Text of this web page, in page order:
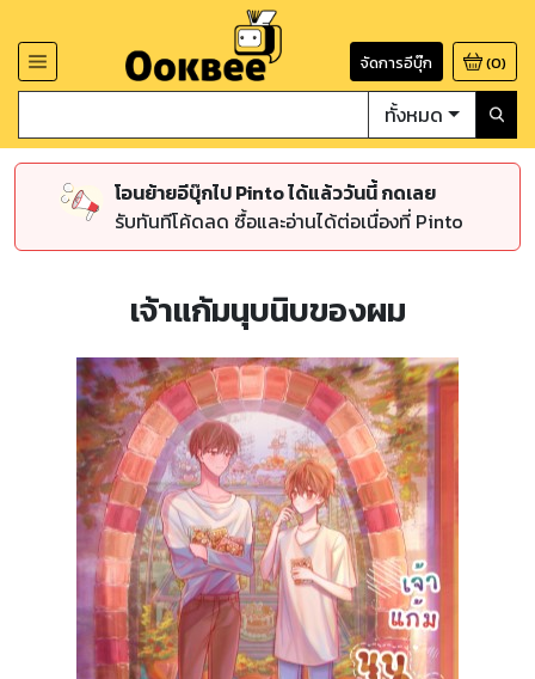
จัดการอีบุ๊ก (0)
ทั้งหมด
โอนย้ายอีบุ๊กไป Pinto ได้แล้ววันนี้ กดเลย
รับทันทีโค้ดลด ซื้อและอ่านได้ต่อเนื่องที่ Pinto
เจ้าแก้มนุบนิบของผม